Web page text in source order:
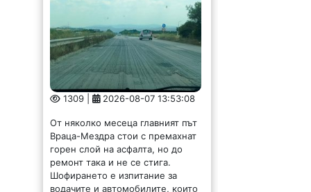
1309 | 2026-08-07 13:53:08
От няколко месеца главният път
Враца-Мездра стои с премахнат
горен слой на асфалта, но до
ремонт така и не се стига.
Шофирането е изпитание за
водачите и автомобилите, които